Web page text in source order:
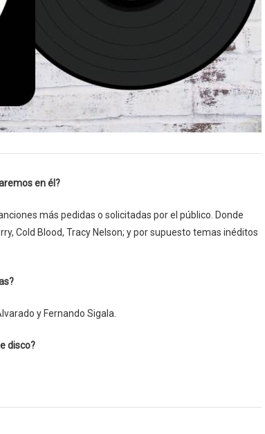
en él?
más pedidas o solicitadas por el público. Donde
Cold Blood, Tracy Nelson; y por supuesto temas inéditos
y Fernando Sigala.
disco?